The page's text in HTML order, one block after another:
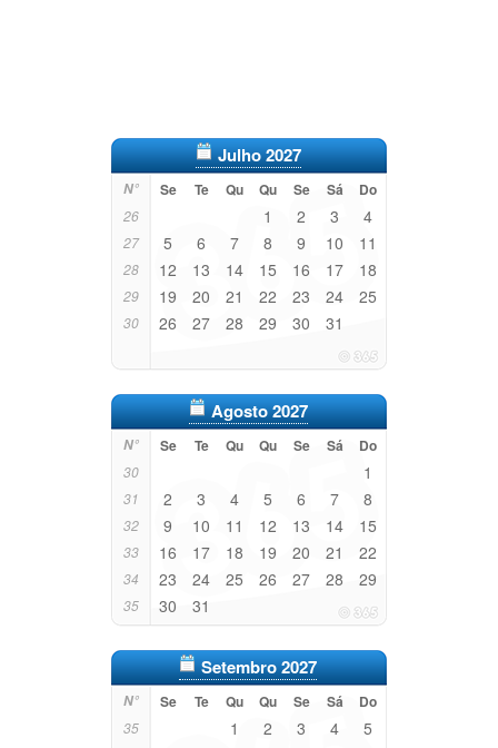
Julho 2027
N° Se Te Qu Qu Se Sá Do
26 1 2 3 4
27 5 6 7 8 9 10 11
28 12 13 14 15 16 17 18
29 19 20 21 22 23 24 25
30 26 27 28 29 30 31
Agosto 2027
N° Se Te Qu Qu Se Sá Do
30 1
31 2 3 4 5 6 7 8
32 9 10 11 12 13 14 15
33 16 17 18 19 20 21 22
34 23 24 25 26 27 28 29
35 30 31
Setembro 2027
N° Se Te Qu Qu Se Sá Do
35 1 2 3 4 5